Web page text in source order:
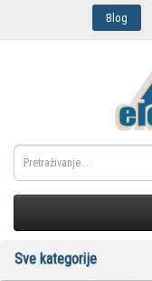
Blog
Sve kategorije